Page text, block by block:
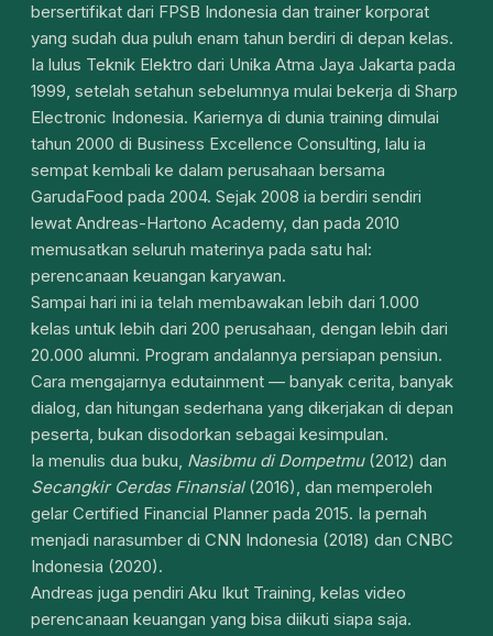
bersertifikat dari FPSB Indonesia dan trainer korporat
yang sudah dua puluh enam tahun berdiri di depan kelas.
Ia lulus Teknik Elektro dari Unika Atma Jaya Jakarta pada
1999, setelah setahun sebelumnya mulai bekerja di Sharp
Electronic Indonesia. Kariernya di dunia training dimulai
tahun 2000 di Business Excellence Consulting, lalu ia
sempat kembali ke dalam perusahaan bersama
GarudaFood pada 2004. Sejak 2008 ia berdiri sendiri
lewat Andreas-Hartono Academy, dan pada 2010
memusatkan seluruh materinya pada satu hal:
perencanaan keuangan karyawan.
Sampai hari ini ia telah membawakan lebih dari 1.000
kelas untuk lebih dari 200 perusahaan, dengan lebih dari
20.000 alumni. Program andalannya persiapan pensiun.
Cara mengajarnya edutainment — banyak cerita, banyak
dialog, dan hitungan sederhana yang dikerjakan di depan
peserta, bukan disodorkan sebagai kesimpulan.
Ia menulis dua buku, Nasibmu di Dompetmu(2012) dan
Secangkir Cerdas Finansial(2016), dan memperoleh
gelar Certified Financial Planner pada 2015. Ia pernah
menjadi narasumber di CNN Indonesia (2018) dan CNBC
Indonesia (2020).
Andreas juga pendiri Aku Ikut Training, kelas video
perencanaan keuangan yang bisa diikuti siapa saja.